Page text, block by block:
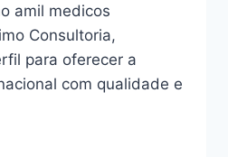
amil medicos
Consultoria,
para oferecer a
com qualidade e